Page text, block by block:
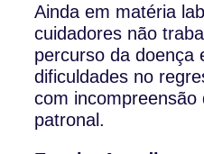
Ainda em matéria
cuidadores não
percurso da doença
dificuldades no
com incompreensão
patronal.